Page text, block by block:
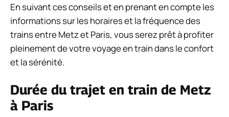
En suivant ces conseils et en prenant en compte les
informations sur les horaires et la fréquence des
trains entre Metz et Paris, vous serez prêt à profiter
pleinement de votre voyage en train dans le confort
et la sérénité.
Durée du trajet en train de Metz
à Paris